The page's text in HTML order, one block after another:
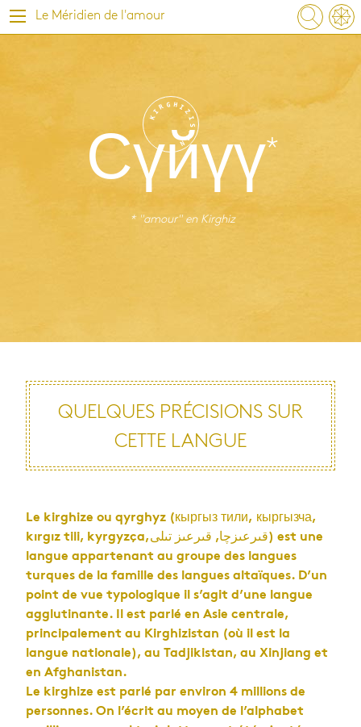
Le Méridien de l'amour
Сүйүү
K
I
R G H I
Z
I
S
T
A
N
* "amour" en Kirghiz
QUELQUES PRÉCISIONS SUR
CETTE LANGUE
Le kirghize ou qyrghyz (кыргыз тили, кыргызча,
kırgız tili, kyrgyzça,قىرعىزچا, قىرعىز تىلى) est une
langue appartenant au groupe des langues
turques de la famille des langues altaïques. D’un
point de vue typologique il s’agit d’une langue
agglutinante. Il est parlé en Asie centrale,
principalement au Kirghizistan (où il est la
langue nationale), au Tadjikistan, au Xinjiang et
en Afghanistan.
Le kirghize est parlé par environ 4 millions de
personnes. On l’écrit au moyen de l’alphabet